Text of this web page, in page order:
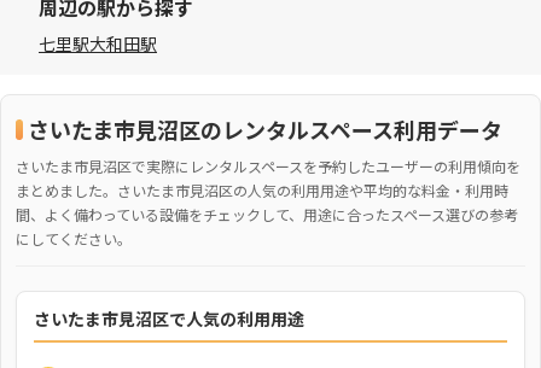
周辺の駅から探す
七里駅大和田駅
さいたま市見沼区のレンタルスペース利用データ
さいたま市見沼区で実際にレンタルスペースを予約したユーザーの利用傾向を
まとめました。さいたま市見沼区の人気の利用用途や平均的な料金・利用時
間、よく備わっている設備をチェックして、用途に合ったスペース選びの参考
にしてください。
さいたま市見沼区で人気の利用用途